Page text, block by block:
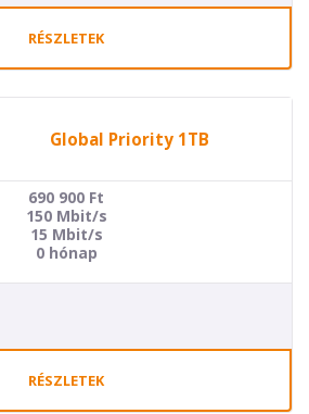
RÉSZLETEK
Global Priority 1TB
690 900 Ft
150 Mbit/s
15 Mbit/s
0 hónap
RÉSZLETEK